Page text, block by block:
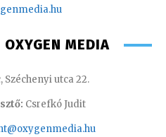
nmedia.hu
MEDIA
Széchenyi utca 22.
Csrefkó Judit